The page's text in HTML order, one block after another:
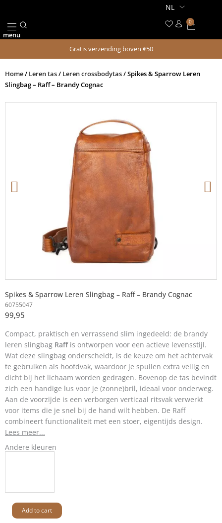
content
menu
0
Cart
Gratis verzending boven €50
Home/ Leren tas/ Leren crossbodytas/ Spikes & Sparrow Leren
Slingbag – Raff – Brandy Cognac
Spikes & Sparrow Leren Slingbag – Raff – Brandy Cognac
60755047
99,95
Compact, praktisch en verrassend slim ingedeeld: de brandy
leren slingbag Raffis ontworpen voor een actieve levensstijl.
Wat deze slingbag onderscheidt, is de keuze om het achtervak
te gebruiken als hoofdvak, waardoor je spullen extra veilig en
dicht bij het lichaam worden gedragen. Bovenop de tas bevindt
zich een handige lus voor je (zonne)bril, ideaal voor onderweg.
Aan de voorzijde is een verborgen verticaal ritsvak verwerkt
voor items die je snel bij de hand wilt hebben. De Raff
combineert functionaliteit met een stoer, eigentijds design.
Lees meer...
Andere kleuren
Leren
Slingbag
Add to cart